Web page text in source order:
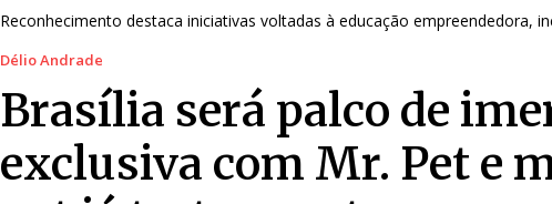
Reconhecimento destaca iniciativas voltadas à educação empreendedora,
Délio Andrade
Brasília será palco de
exclusiva com Mr. Pet e